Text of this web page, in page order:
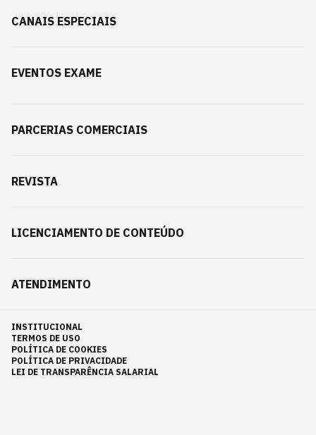
CANAIS ESPECIAIS
EVENTOS EXAME
PARCERIAS COMERCIAIS
REVISTA
LICENCIAMENTO DE CONTEÚDO
ATENDIMENTO
INSTITUCIONAL
TERMOS DE USO
POLÍTICA DE COOKIES
POLÍTICA DE PRIVACIDADE
LEI DE TRANSPARÊNCIA SALARIAL